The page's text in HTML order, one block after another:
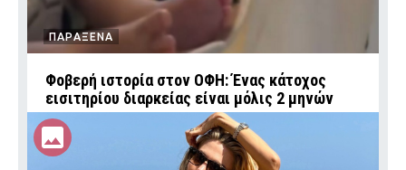
ΠΑΡΑΞΕΝΑ
Φοβερή ιστορία στον ΟΦΗ: Ένας κάτοχος
εισιτηρίου διαρκείας είναι μόλις 2 μηνών